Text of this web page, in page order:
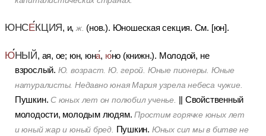
ЮНСЕКЦИЯ, и,ж. (нов.). Юношеская секция. См. [юн].
ЮНЫЙ, ая, ое; юн, юна, юно (книжн.). Молодой, не
взрослый. Ю. возраст. Ю. герой. Юные пионеры. Юные
натуралисты. Недавно юная Мария узрела небеса чужие.
Пушкин. С юных лет он полюбил ученье.
Свойственный
молодости, молодым людям. Простим горячке юных лет
и юный жар и юный бред.
Пушкин. Юных сил мы в битве не